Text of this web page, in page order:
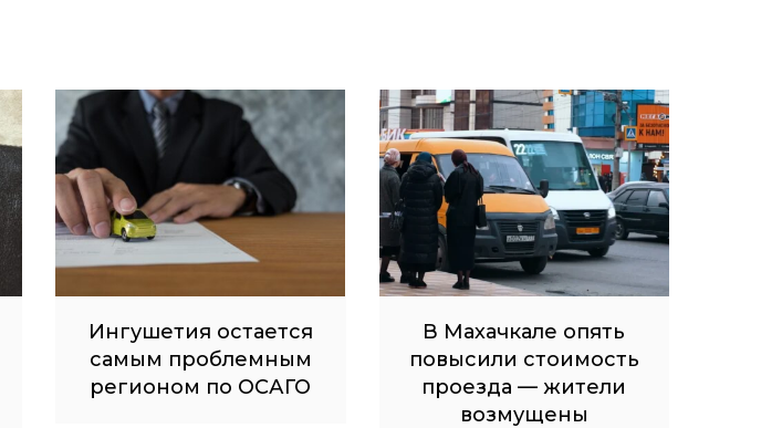
Ингушетия остается
самым проблемным
регионом по ОСАГО
В Махачкале опять
повысили стоимость
проезда — жители
возмущены